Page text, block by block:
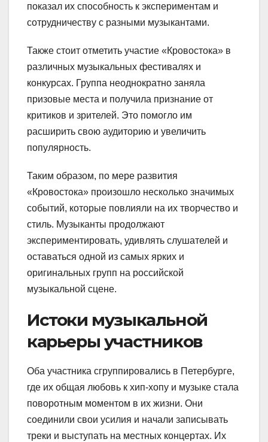
показал их способность к экспериментам и
сотрудничеству с разными музыкантами.
Также стоит отметить участие «Кровостока» в
различных музыкальных фестивалях и
конкурсах. Группа неоднократно заняла
призовые места и получила признание от
критиков и зрителей. Это помогло им
расширить свою аудиторию и увеличить
популярность.
Таким образом, по мере развития
«Кровостока» произошло несколько значимых
событий, которые повлияли на их творчество и
стиль. Музыканты продолжают
экспериментировать, удивлять слушателей и
оставаться одной из самых ярких и
оригинальных групп на российской
музыкальной сцене.
Истоки музыкальной
карьеры участников
Оба участника сгруппировались в Петербурге,
где их общая любовь к хип-хопу и музыке стала
поворотным моментом в их жизни. Они
соединили свои усилия и начали записывать
треки и выступать на местных концертах. Их